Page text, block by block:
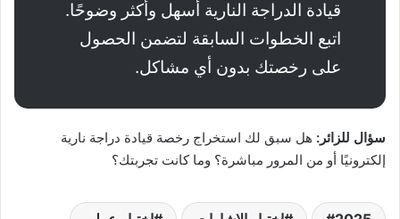
قيادة الدراجة النارية أسهل وأكثر وضوحًا.
اتبع الخطوات السابقة لتضمن الحصول
على رخصتك بدون أي مشاكل.
سؤال للزائر: هل سبق لك استخراج رخصة قيادة دراجة نارية
إلكترونيًا أو من المرور مباشرة؟ وما كانت تجربتك؟